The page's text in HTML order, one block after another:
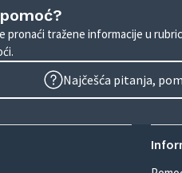
pronaći tražene informacije u
Najčešća pitanja,